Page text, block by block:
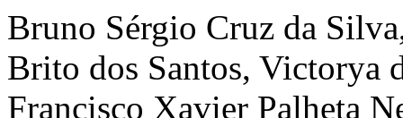
Bruno Sérgio Cruz da
Brito dos Santos, Victorya
Francisco Xavier Palheta